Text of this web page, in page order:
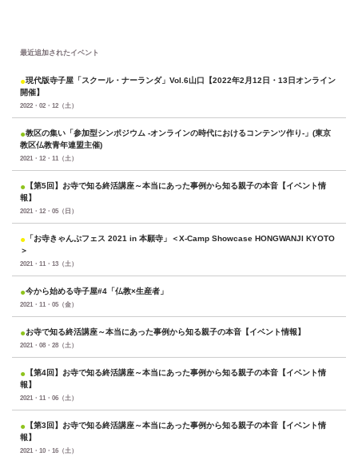
最近追加されたイベント
2022・02・12（土）
●現代版寺子屋「スクール・ナーランダ」Vol.6山口【2022年2月12日・13日オンライン
開催】
2021・12・11（土）
●教区の集い「参加型シンポジウム -オンラインの時代におけるコンテンツ作り-」(東京
教区仏教青年連盟主催)
2021・12・05（日）
● 【第5回】お寺で知る終活講座～本当にあった事例から知る親子の本音【イベント情
報】
2021・11・13（土）
● 「お寺きゃんぷフェス 2021 in 本願寺」＜X-Camp Showcase HONGWANJI KYOTO
＞
2021・11・05（金）
●今から始める寺子屋#4「仏教×生産者」
2021・08・28（土）
●お寺で知る終活講座～本当にあった事例から知る親子の本音【イベント情報】
2021・11・06（土）
● 【第4回】お寺で知る終活講座～本当にあった事例から知る親子の本音【イベント情
報】
2021・10・16（土）
● 【第3回】お寺で知る終活講座～本当にあった事例から知る親子の本音【イベント情
報】